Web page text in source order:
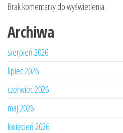
Brak komentarzy do wyświetlenia.
Archiwa
sierpień 2026
lipiec 2026
czerwiec 2026
maj 2026
kwiecień 2026